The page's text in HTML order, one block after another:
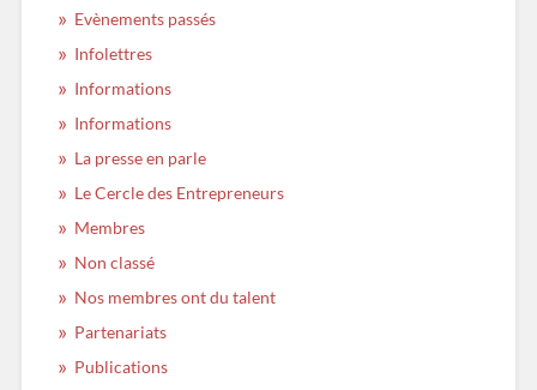
Evènements passés
Infolettres
Informations
Informations
La presse en parle
Le Cercle des Entrepreneurs
Membres
Non classé
Nos membres ont du talent
Partenariats
Publications